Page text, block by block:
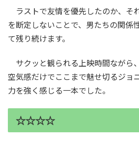
ラストで友情を優先したのか、そ
を断定しないことで、男たちの関係
て残り続けます。
サクッと観られる上映時間ながら
空気感だけでここまで魅せ切るジョ
力を強く感じる一本でした。
☆☆☆☆